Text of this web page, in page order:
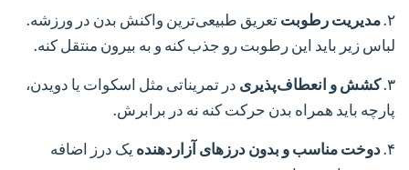
۲. مدیریت رطوبتتعریق طبیعی‌ترین واکنش بدن در ورزشه.
لباس زیر باید این رطوبت رو جذب کنه و به بیرون منتقل کنه.
۳. کشش و انعطاف‌پذیری در تمریناتی مثل اسکوات یا دویدن،
پارچه باید همراه بدن حرکت کنه نه در برابرش.
۴. دوخت مناسب و بدون درزهای آزاردهنده یک درز اضافه